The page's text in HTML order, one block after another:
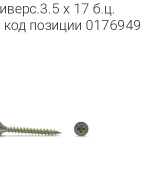
х 17 б.ц.
код позиции 0176949